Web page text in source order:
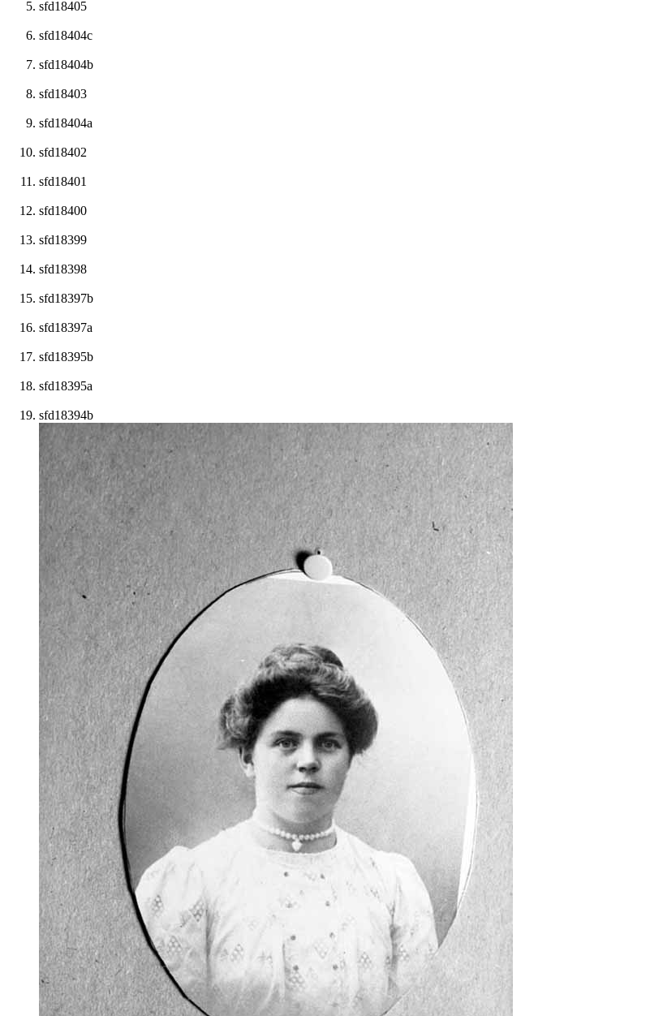
sfd18405
sfd18404c
sfd18404b
sfd18403
sfd18404a
sfd18402
sfd18401
sfd18400
sfd18399
sfd18398
sfd18397b
sfd18397a
sfd18395b
sfd18395a
sfd18394b